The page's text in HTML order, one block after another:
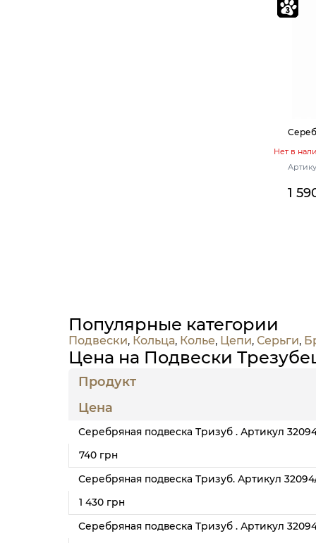
Нет в
1
Популярные категории
Подвески, Кольца, Колье, Цепи, Серьги,
Цена на Подвески
Продукт
Цена
Серебряная подвеска Тризуб . Артикул
740 грн
Серебряная подвеска Тризуб. Артикул
1 430 грн
Серебряная подвеска Тризуб . Артикул